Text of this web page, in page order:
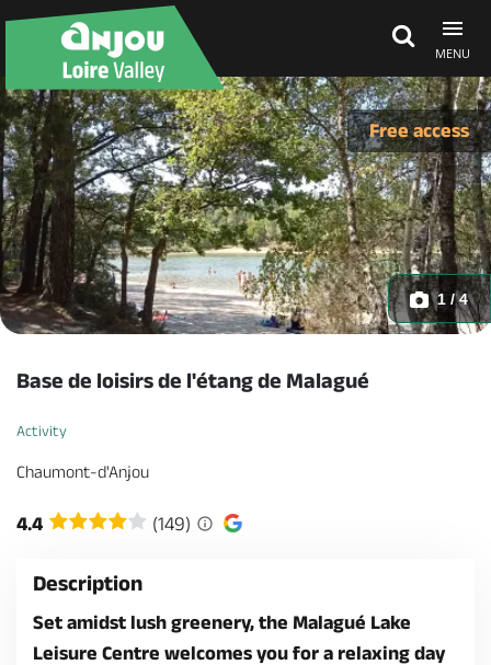
MENU
Explore Anjou
See & do
What's on
1 / 4
Free access
Base de loisirs de l'étang de Malagué
Activity
Chaumont-d'Anjou
4.4 (149)
Description
Set amidst lush greenery, the Malagué Lake
Leisure Centre welcomes you for a relaxing day